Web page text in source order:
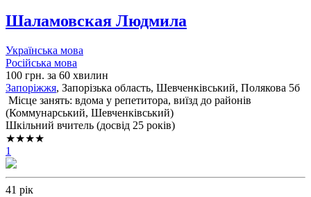
Шаламовская Людмила
Українська мова
Російська мова
100 грн. за 60 хвилин
Запоріжжя, Запорізька область, Шевченківський, Полякова 5б
Місце занять: вдома у репетитора, виїзд до районів
(Коммунарський, Шевченківський)
Шкільний вчитель (досвід 25 років)
★★★★
1
41 рік